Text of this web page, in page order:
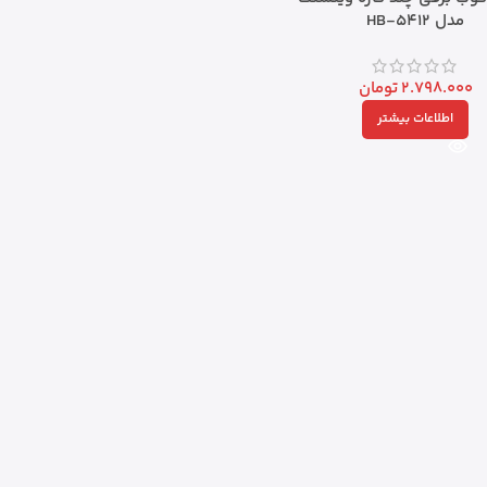
مدل HB-5412
2.798.000تومان
اطلاعات بیشتر